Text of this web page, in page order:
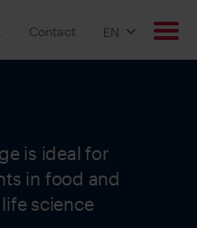
Contact EN
is ideal for
in food and
science